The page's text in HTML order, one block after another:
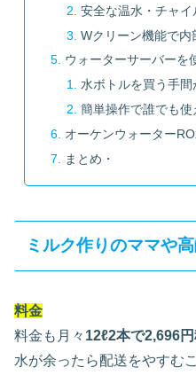
安全な温水・チャイ
Wクリーン機能で内
ウォーターサーバーを
水ボトルを買う手間
簡単操作で誰でも使
オーケンウォーター
まとめ・
ミルク作りのママや
料金
料金も月々 12ℓ2本で2,696
水が余ったら配送をやすむ